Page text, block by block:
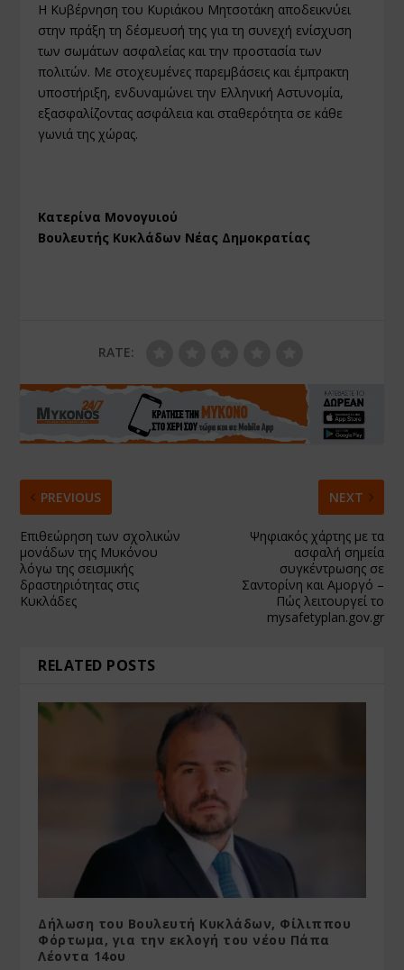
Η Κυβέρνηση του Κυριάκου Μητσοτάκη αποδεικνύει
στην πράξη τη δέσμευσή της για τη συνεχή ενίσχυση
των σωμάτων ασφαλείας και την προστασία των
πολιτών. Με στοχευμένες παρεμβάσεις και έμπρακτη
υποστήριξη, ενδυναμώνει την Ελληνική Αστυνομία,
εξασφαλίζοντας ασφάλεια και σταθερότητα σε κάθε
γωνιά της χώρας.
Κατερίνα Μονογυιού
Βουλευτής Κυκλάδων Νέας Δημοκρατίας
RATE:
PREVIOUS
Επιθεώρηση των σχολικών
μονάδων της Μυκόνου
λόγω της σεισμικής
δραστηριότητας στις
Κυκλάδες
NEXT
Ψηφιακός χάρτης με τα
ασφαλή σημεία
συγκέντρωσης σε
Σαντορίνη και Αμοργό –
Πώς λειτουργεί το
mysafetyplan.gov.gr
RELATED POSTS
Δήλωση του Βουλευτή Κυκλάδων, Φίλιππου
Φόρτωμα, για την εκλογή του νέου Πάπα
Λέοντα 14ου